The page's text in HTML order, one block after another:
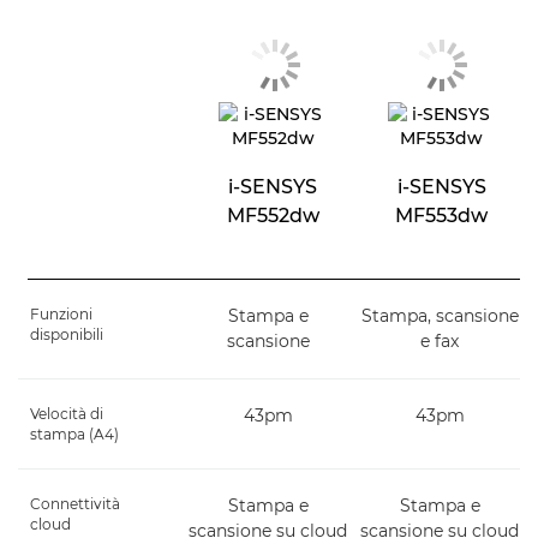
i-SENSYS
MF552dw
i-SENSYS
MF553dw
Funzioni
disponibili
Stampa e
scansione
Stampa, scansione
e fax
Velocità di
stampa (A4)
43pm 43pm
Connettività
cloud
Stampa e
scansione su cloud
Stampa e
scansione su cloud